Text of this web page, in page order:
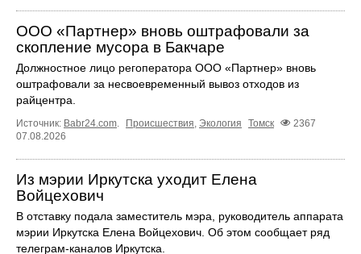
ООО «Партнер» вновь оштрафовали за
скопление мусора в Бакчаре
Должностное лицо регоператора ООО «Партнер» вновь
оштрафовали за несвоевременный вывоз отходов из
райцентра.
Источник: Babr24.com Происшествия Экология Томск
2367
07.08.2026
Из мэрии Иркутска уходит Елена
Войцехович
В отставку подала заместитель мэра, руководитель аппарата
мэрии Иркутска Елена Войцехович. Об этом сообщает ряд
телеграм‑каналов Иркутска.